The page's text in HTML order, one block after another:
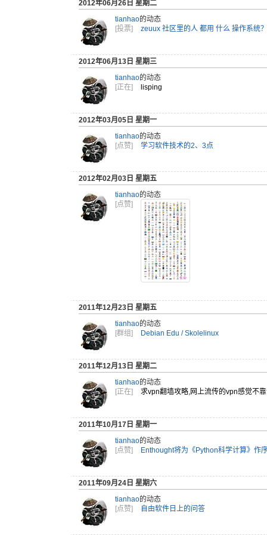
2012年06月26日 星期二
tianhao的动态
[投票]
zeuux 社区里的人 都用 什么 操作系统？
2012年06月13日 星期三
tianhao的动态
[正在]
lisping
2012年03月05日 星期一
tianhao的动态
[点赞]
学习软件技术的2、3点
2012年02月03日 星期五
tianhao的动态
[点赞]
2011年12月23日 星期五
tianhao的动态
[群组]
Debian Edu / Skolelinux
2011年12月13日 星期二
tianhao的动态
[正在]
求vpn翻墙攻略,网上流传的vpn感觉不
2011年10月17日 星期一
tianhao的动态
[点赞]
Enthought将为《Python科学计算》作
2011年09月24日 星期六
tianhao的动态
[点赞]
自由软件日上的问答